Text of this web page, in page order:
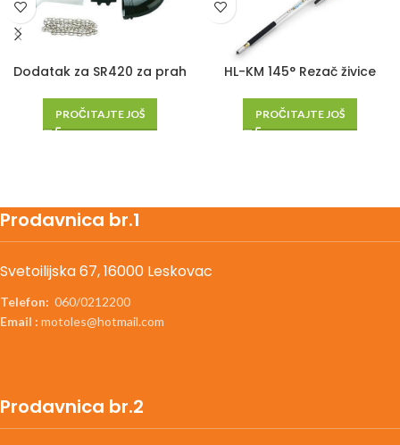
Dodatak za SR420 za prah
PROČITAJTE JOŠ
HL-KM 145° Rezač živice
PROČITAJTE JOŠ
Prodavnica br.1
Svetoilijska 67, 16000 Leskovac
Telefon: 060/0212200
Email : motoles@hotmail.com
Prodavnica br.2